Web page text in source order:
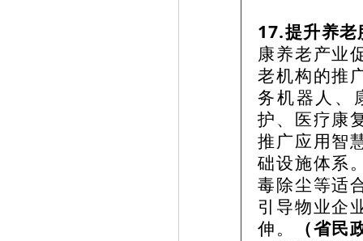
17.提升养
康养老产业
老机构的推
务机器人、
护、医疗康
推广应用智
础设施体系
毒除尘等适
引导物业企
伸。
（省